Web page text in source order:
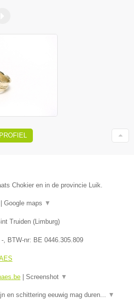
Chokier en in de provincie Luik.
Google maps ▼
Truiden (Limburg)
-, BTW-nr: BE 0446.305.809
Screenshot ▼
en schittering eeuwig mag duren... ▼